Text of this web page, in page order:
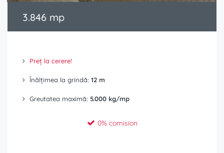
3.846 mp
Preț la cerere!
Înălțimea la grindă: 12 m
Greutatea maximă: 5.000 kg/mp
0% comision